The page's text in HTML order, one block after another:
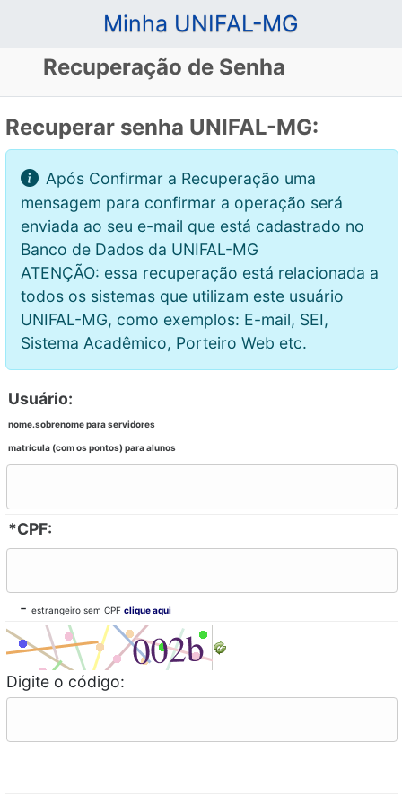
Minha UNIFAL-MG
Recuperação de Senha
Recuperar senha UNIFAL-MG:
Após Confirmar a Recuperação uma
mensagem para confirmar a operação será
enviada ao seu e-mail que está cadastrado no
Banco de Dados da UNIFAL-MG
ATENÇÃO: essa recuperação está relacionada a
todos os sistemas que utilizam este usuário
UNIFAL-MG, como exemplos: E-mail, SEI,
Sistema Acadêmico, Porteiro Web etc.
Usuário:
nome.sobrenome para servidores
matrícula (com os pontos) para alunos
*CPF:
- estrangeiro sem CPF clique aqui
Digite o código: